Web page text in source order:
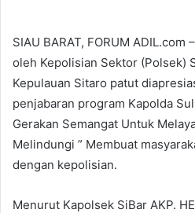
SIAU BARAT, FORUM ADIL.com
oleh Kepolisian Sektor (Polsek)
Kepulauan Sitaro patut
penjabaran program Kapolda
Gerakan Semangat Untuk
Melindungi ” Membuat
dengan kepolisian.
Menurut Kapolsek SiBar AKP.